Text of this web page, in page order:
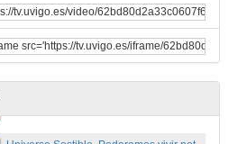
21 de xuño de 2023
Tempada 5 de Universo Sostible